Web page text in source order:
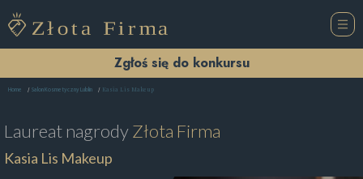
Zgłoś się do konkursu
Home Salon Kosmetyczny Lublin Kasia Lis Makeup
Laureat nagrodyZłota Firma
Kasia Lis Makeup